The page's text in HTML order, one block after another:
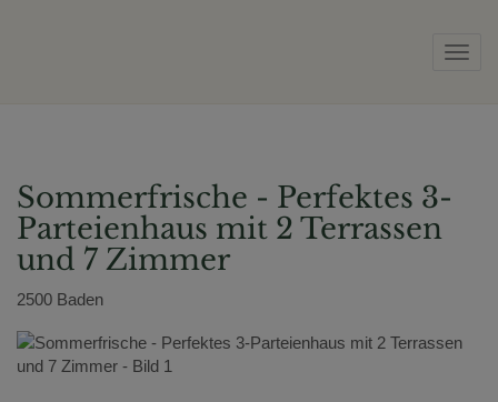
Sommerfrische - Perfektes 3-
Parteienhaus mit 2 Terrassen
und 7 Zimmer
2500 Baden